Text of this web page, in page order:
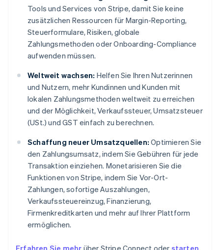
Tools und Services von Stripe, damit Sie keine
zusätzlichen Ressourcen für Margin-Reporting,
Steuerformulare, Risiken, globale
Zahlungsmethoden oder Onboarding-Compliance
aufwenden müssen.
Weltweit wachsen: Helfen Sie Ihren Nutzerinnen
und Nutzern, mehr Kundinnen und Kunden mit
lokalen Zahlungsmethoden weltweit zu erreichen
und der Möglichkeit, Verkaufssteuer, Umsatzsteuer
(USt.) und GST einfach zu berechnen.
Schaffung neuer Umsatzquellen: Optimieren Sie
den Zahlungsumsatz, indem Sie Gebühren für jede
Transaktion einziehen. Monetarisieren Sie die
Funktionen von Stripe, indem Sie Vor-Ort-
Zahlungen, sofortige Auszahlungen,
Verkaufssteuereinzug, Finanzierung,
Firmenkreditkarten und mehr auf Ihrer Plattform
ermöglichen.